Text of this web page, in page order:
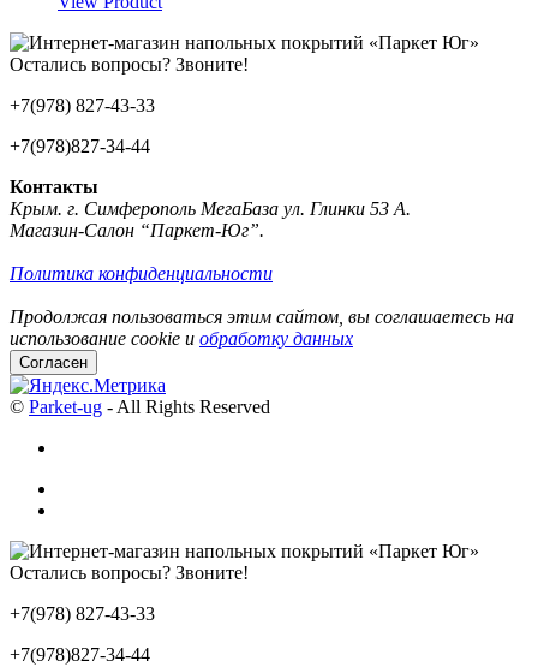
Остались вопросы? Звоните!
+7(978) 827-43-33
+7(978)827-34-44
Контакты
Крым. г. Симферополь МегаБаза ул. Глинки 53 А.
Магазин-Салон “Паркет-Юг”.
Политика конфиденциальности
Продолжая пользоваться этим сайтом, вы соглашаетесь на
использование cookie и обработку данных
Согласен
© Parket-ug - All Rights Reserved
Остались вопросы? Звоните!
+7(978) 827-43-33
+7(978)827-34-44